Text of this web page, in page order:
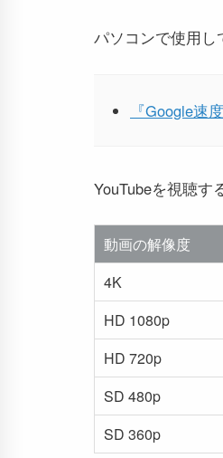
パソコンで使用し
『Google速
YouTubeを視聴す
動画の解像度
4K
HD 1080p
HD 720p
SD 480p
SD 360p